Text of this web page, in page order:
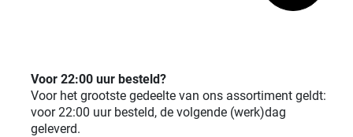
Voor 22:00 uur besteld?
Voor het grootste gedeelte van ons assortiment geldt:
voor 22:00 uur besteld, de volgende (werk)dag
geleverd.